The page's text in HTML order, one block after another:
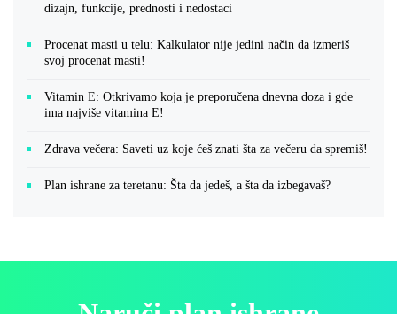
dizajn, funkcije, prednosti i nedostaci
Procenat masti u telu: Kalkulator nije jedini način da izmeriš
svoj procenat masti!
Vitamin E: Otkrivamo koja je preporučena dnevna doza i gde
ima najviše vitamina E!
Zdrava večera: Saveti uz koje ćeš znati šta za večeru da spremiš!
Plan ishrane za teretanu: Šta da jedeš, a šta da izbegavaš?